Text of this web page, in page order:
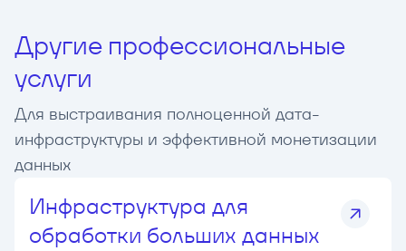
Другие профессиональные
услуги
Для выстраивания полноценной дата-
инфраструктуры и эффективной монетизации
данных
Инфраструктура для
обработки больших данных